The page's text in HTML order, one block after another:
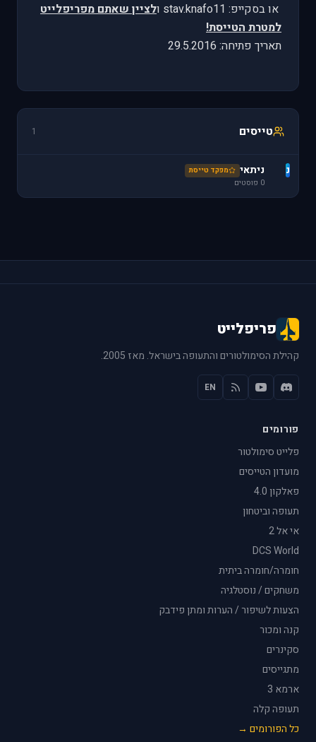
או בסקייפ: stav.knafo11 ו
לציין שאתם מפריפלייט
למטרת הטייסת!
תאריך פתיחה: 29.5.2016
טייסים 1
נ ניתאי מפקד טייסת
0 פוסטים
פריפלייט
קהילת הסימולטורים והתעופה בישראל. מאז 2005.
EN
פורומים
פלייט סימולטור
מועדון הטייסים
פאלקון 4.0
תעופה וביטחון
אי אל 2
DCS World
חומרה/חומרה ביתית
משחקים / נוסטלגיה
הצעות לשיפור / הערות ומתן פידבק
קנה ומכור
סקינרים
מתגייסים
ארמא 3
תעופה קלה
כל הפורומים →